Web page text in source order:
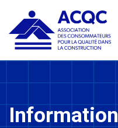
Information